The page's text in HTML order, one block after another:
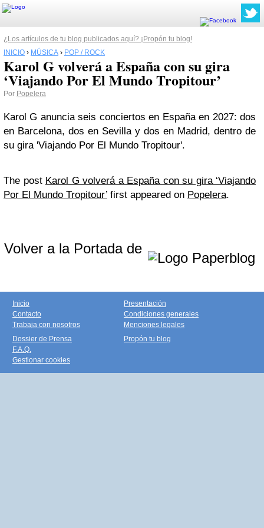
¿Los artículos de tu blog publicados aquí? ¡Propón tu blog!
INICIO › MÚSICA › POP / ROCK
Karol G volverá a España con su gira
‘Viajando Por El Mundo Tropitour’
Por Popelera
Karol G anuncia seis conciertos en España en 2027: dos
en Barcelona, dos en Sevilla y dos en Madrid, dentro de
su gira 'Viajando Por El Mundo Tropitour'.
The post Karol G volverá a España con su gira ‘Viajando
Por El Mundo Tropitour’ first appeared on Popelera.
Volver a la Portada de
Inicio
Contacto
Trabaja con nosotros
Presentación
Condiciones generales
Menciones legales
Dossier de Prensa
F.A.Q.
Gestionar cookies
Propón tu blog